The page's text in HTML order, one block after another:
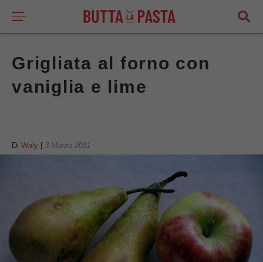
Grigliata al forno con
vaniglia e lime
Di Waly 3 Marzo 2011